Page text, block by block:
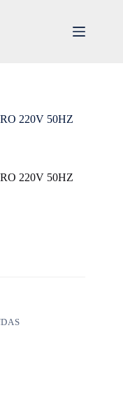
220V 50HZ
220V 50HZ